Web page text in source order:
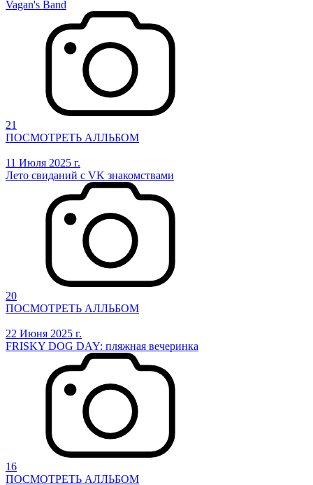
Vagan's Band
21
ПОСМОТРЕТЬ АЛЛЬБОМ
11 Июля 2025 г.
Лето свиданий с VK знакомствами
20
ПОСМОТРЕТЬ АЛЛЬБОМ
22 Июня 2025 г.
FRISKY DOG DAY: пляжная вечеринка
16
ПОСМОТРЕТЬ АЛЛЬБОМ